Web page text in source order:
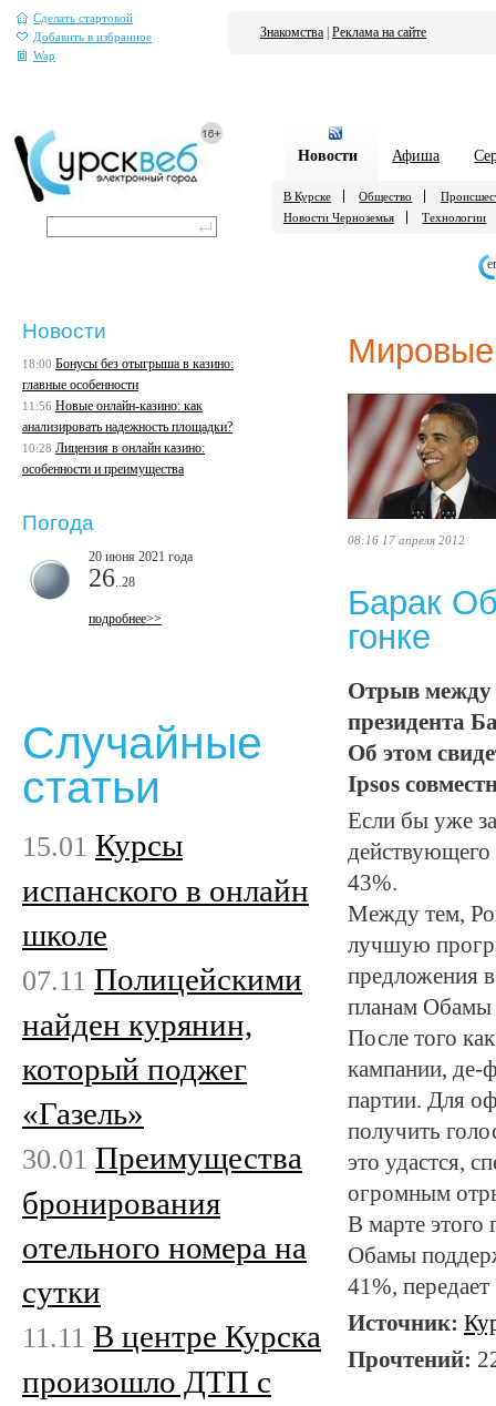
Сделать стартовой
Добавить в избранное
Wap
Знакомства Реклама на сайте
Новости Афиша
В Курске Общество
Новости Черноземья
Технологии
Мировые
08:16 17 апреля 2012
Барак
гонке
Отрыв между
президента
Об этом
Ipsos
Если бы уже
действующего
43%.
Между тем,
лучшую
предложения
планам Обамы
После того
кампании, де-
партии. Для
получить
это удастся,
огромным
В марте этого
Обамы
41%,
Источник:
Прочтений:
Новости
18:00 Бонусы без отыгрыша в казино:
главные особенности
11:56 Новые онлайн-казино: как
анализировать надежность площадки?
10:28 Лицензия в онлайн казино:
особенности и преимущества
Погода
20 июня 2021 года
26 ..28
подробнее>>
Случайные
статьи
15.01 Курсы
испанского в онлайн
школе
07.11 Полицейскими
найден курянин,
который поджег
«Газель»
30.01 Преимущества
бронирования
отельного номера на
сутки
11.11 В центре Курска
произошло ДТП с